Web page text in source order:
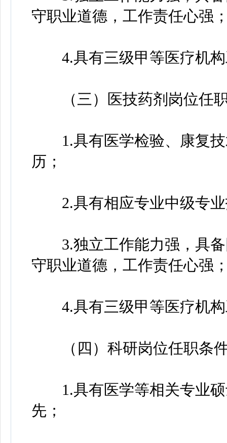
守职业道德，工作责任心强
4.具有三级甲等医疗机构
（三）医技药剂岗位任
1.具有医学检验、康复技
历；
2.具有相应专业中级专业
3.独立工作能力强，具备
守职业道德，工作责任心强
4.具有三级甲等医疗机构
（四）科研岗位任职条
1.具有医学等相关专业硕
先；